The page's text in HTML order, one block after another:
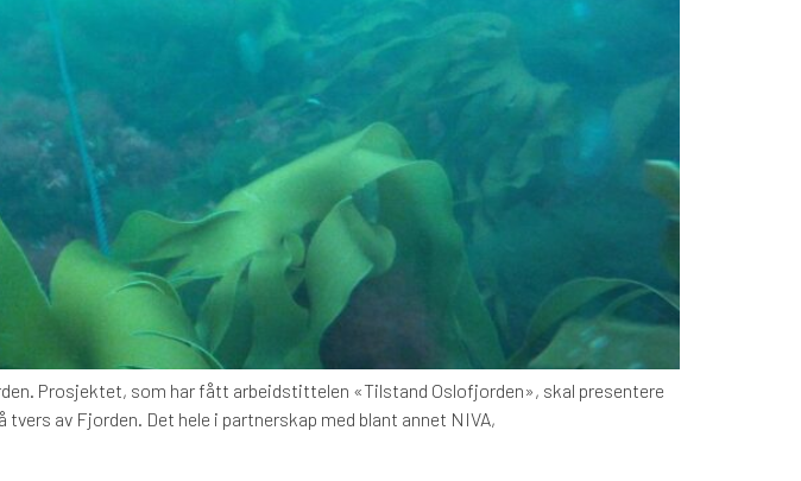
Prosjektet, som har fått arbeidstittelen «Tilstand Oslofjorden», skal presentere
av Fjorden. Det hele i partnerskap med blant annet NIVA,